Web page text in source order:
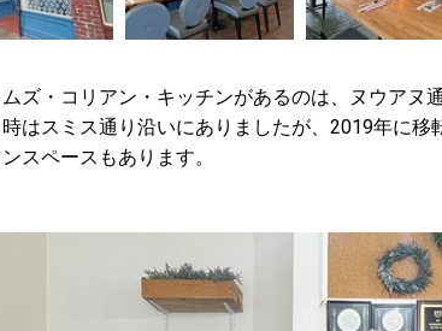
ズ・コリアン・キッチンがあるのは、ヌウアヌ
時はスミス通り沿いにありましたが、2019年に
スペースもあります。